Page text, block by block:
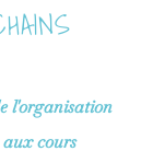
l'organisation
aux cours